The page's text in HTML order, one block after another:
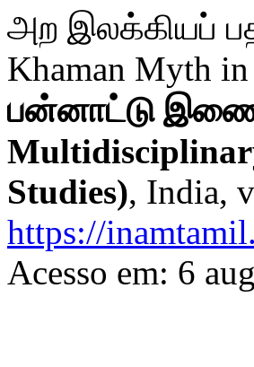
அற இலக்கியப்
Khaman Myth
பன்னாட்டு
Studies), India,
https://
Acesso em: 6